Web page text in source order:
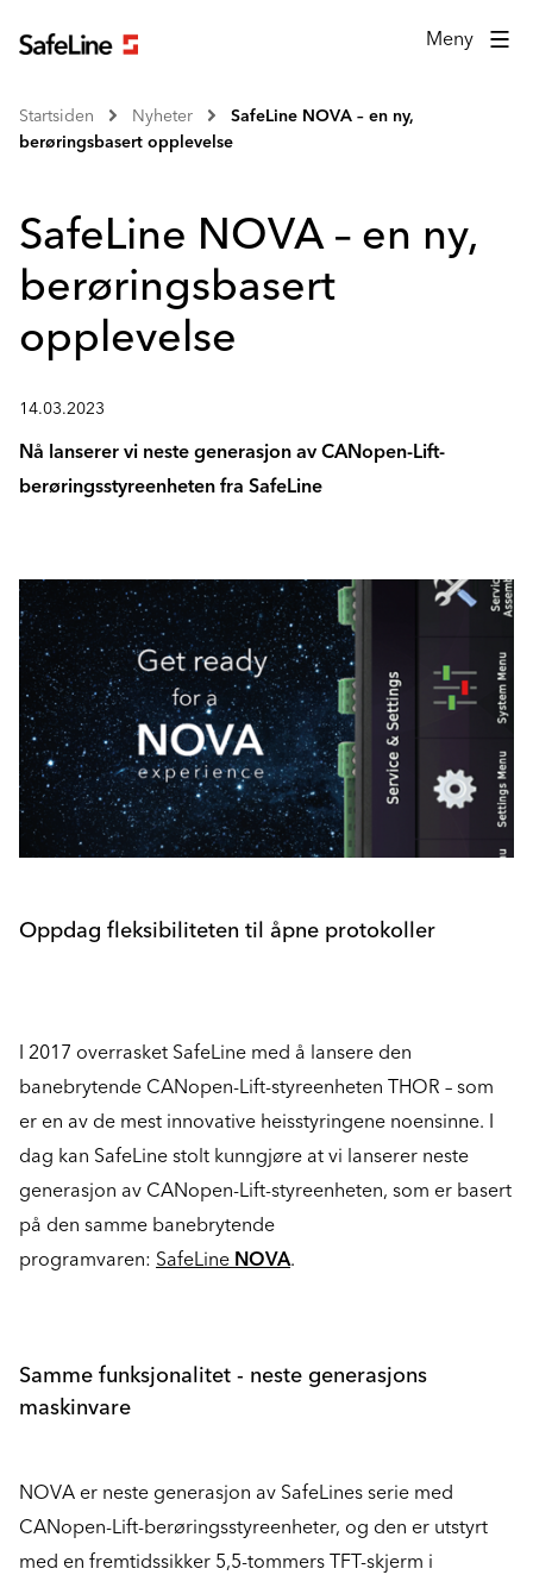
Meny
Startsiden Nyheter
SafeLine NOVA – en ny,
berøringsbasert opplevelse
SafeLine NOVA – en ny,
berøringsbasert
opplevelse
14.03.2023
Nå lanserer vi neste generasjon av CANopen-Lift-
berøringsstyreenheten fra SafeLine
Oppdag fleksibiliteten til åpne protokoller
I 2017 overrasket SafeLine med å lansere den
banebrytende CANopen-Lift-styreenheten THOR – som
er en av de mest innovative heisstyringene noensinne. I
dag kan SafeLine stolt kunngjøre at vi lanserer neste
generasjon av CANopen-Lift-styreenheten, som er basert
på den samme banebrytende
programvaren: SafeLine NOVA.
Samme funksjonalitet - neste generasjons
maskinvare
NOVA er neste generasjon av SafeLines serie med
CANopen-Lift-berøringsstyreenheter, og den er utstyrt
med en fremtidssikker 5,5-tommers TFT-skjerm i